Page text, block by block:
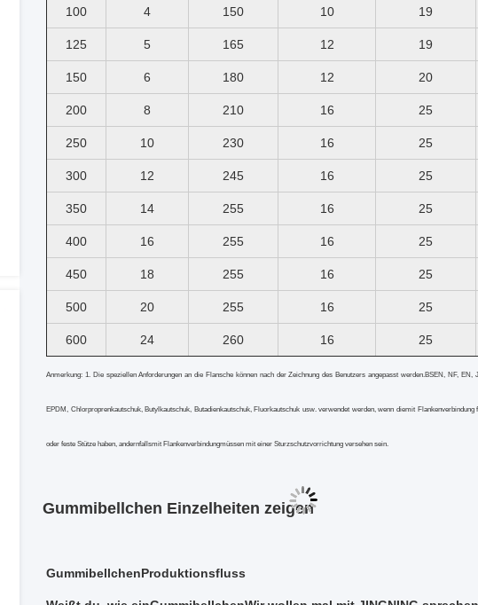
100 4 150 10 19
125 5 165 12 19
150 6 180 12 20
200 8 210 16 25
250 10 230 16 25
300 12 245 16 25
350 14 255 16 25
400 16 255 16 25
450 18 255 16 25
500 20 255 16 25
600 24 260 16 25
Anmerkung: 1. Die speziellen Anforderungen an die Flansche können nach der Zeichnung des Benutzers angepasst werden.BSEN, NF,
EPDM, Chlorproprenkautschuk, Butylkautschuk, Butadienkautschuk, Fluorkautschuk usw. verwendet werden, wenn diemit Flankenverbindung
oder feste Stütze haben, andernfallsmit Flankenverbindungmüssen mit einer Sturzschutzvorrichtung versehen sein.
Gummibellchen Einzelheiten zeigen
GummibellchenProduktionsfluss